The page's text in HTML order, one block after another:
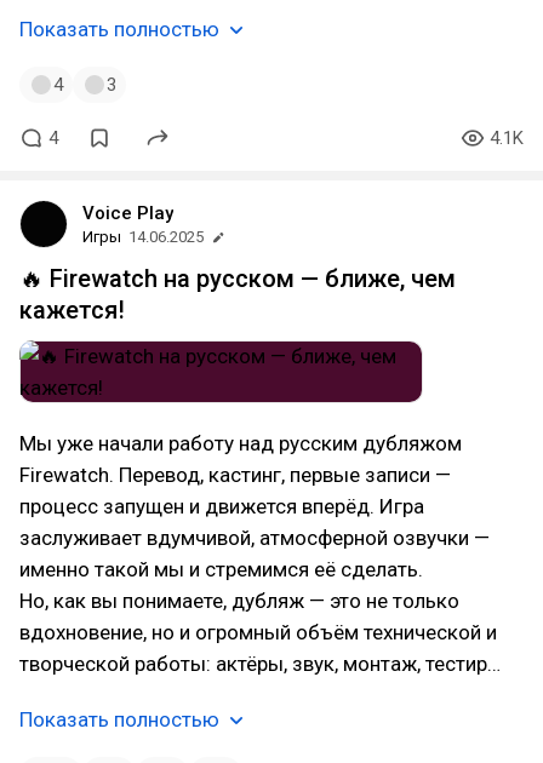
Показать полностью
4 3
4 4.1K
Voice Play
Игры 14.06.2025
🔥 Firewatch на русском — ближе, чем
кажется!
Мы уже начали работу над русским дубляжом
Firewatch. Перевод, кастинг, первые записи —
процесс запущен и движется вперёд. Игра
заслуживает вдумчивой, атмосферной озвучки —
именно такой мы и стремимся её сделать.
Но, как вы понимаете, дубляж — это не только
вдохновение, но и огромный объём технической и
творческой работы: актёры, звук, монтаж, тестир…
Показать полностью